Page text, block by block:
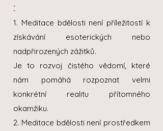
:
1. Meditace bdělosti není příležitostí k
získávání esoterických nebo
nadpřirozených zážitků.
Je to rozvoj čistého vědomí, které
nám pomáhá rozpoznat velmi
konkrétní realitu přítomného
okamžiku.
2. Meditace bdělosti není prostředkem